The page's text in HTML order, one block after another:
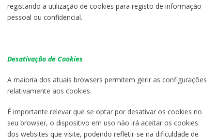
registando a utilização de cookies para registo de informação
pessoal ou confidencial.
Desativação de Cookies
A maioria dos atuais browsers permitem gerir as configurações
relativamente aos cookies.
É importante relevar que se optar por desativar os cookies no
seu browser, o dispositivo em uso não irá aceitar os cookies
dos websites que visite, podendo refletir-se na dificuldade de